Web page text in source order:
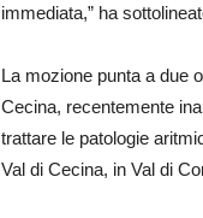
immediata,” ha
La mozione punta a due
Cecina, recentemente
trattare le patologie
Val di Cecina, in Val di